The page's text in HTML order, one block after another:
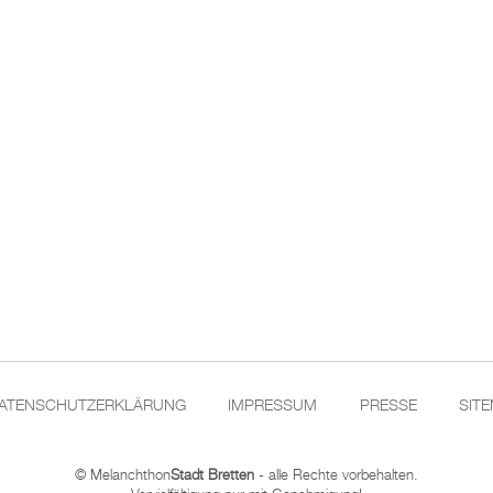
IMPRESSUM PRESSE
© MelanchthonStadt Bretten - alle Rechte vorbehalten.